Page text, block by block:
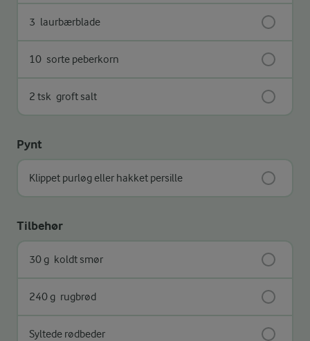
3 laurbærblade
10 sorte peberkorn
2 tsk groft salt
Pynt
Klippet purløg eller hakket persille
Tilbehør
30 g koldt smør
240 g rugbrød
Syltede rødbeder